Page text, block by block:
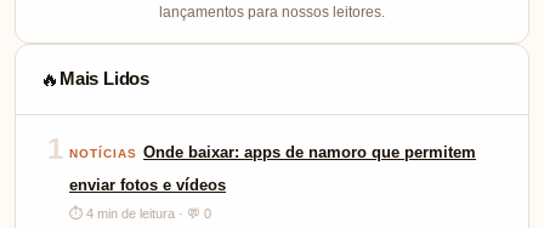
lançamentos para nossos leitores.
🔥 Mais Lidos
1 NOTÍCIAS Onde baixar: apps de namoro que permitem
enviar fotos e vídeos
⏱ 4 min de leitura · 💬 0